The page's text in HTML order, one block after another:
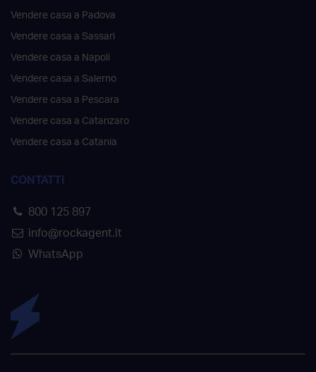
Vendere casa a Padova
Vendere casa a Sassari
Vendere casa a Napoli
Vendere casa a Salerno
Vendere casa a Pescara
Vendere casa a Catanzaro
Vendere casa a Catania
CONTATTI
800 125 897
info@rockagent.it
WhatsApp